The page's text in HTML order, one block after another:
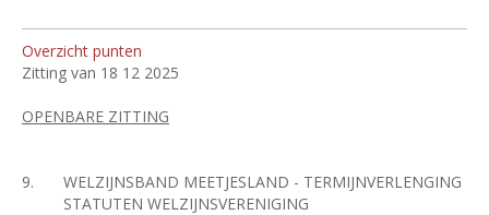
Overzicht punten
Zitting van 18 12 2025
OPENBARE ZITTING
9.
WELZIJNSBAND MEETJESLAND - TERMIJNVERLENGING
STATUTEN WELZIJNSVERENIGING